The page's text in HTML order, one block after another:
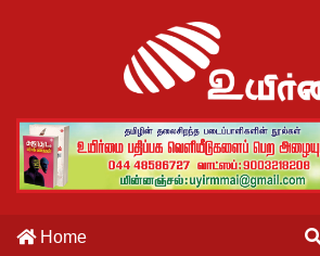
Home